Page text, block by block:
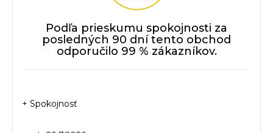
Podľa prieskumu spokojnosti za
posledných 90 dní tento obchod
odporučilo 99 % zákazníkov.
+ Spokojnosť